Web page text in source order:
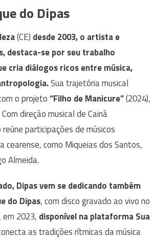
do Dipas
(CE) desde 2003, o artista e
destaca-se por seu trabalho
cria diálogos ricos entre música,
Sua trajetória musical
o projeto“Filho de Manicure”(2024),
direção musical de Cainã
participações de músicos
cearense, como Miqueias dos Santos,
Almeida.
Dipas vem se dedicando também
do Dipas, com disco gravado ao vivo no
2023, disponível na plataforma Sua
as tradições rítmicas da música